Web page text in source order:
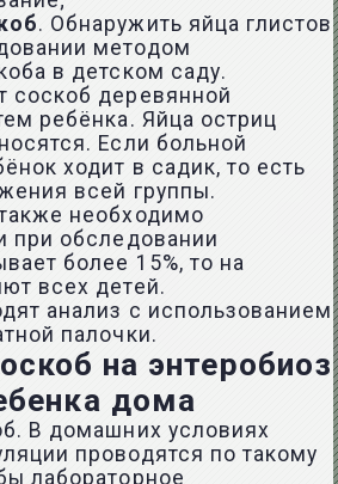
. Обнаружить яйца глистов
методом
в детском саду.
соскоб деревянной
ребёнка. Яйца остриц
Если больной
ходит в садик, то есть
всей группы.
необходимо
при обследовании
более 15%, то на
всех детей.
анализ с использованием
палочки.
на энтеробиоз
дома
В домашних условиях
проводятся по такому
лабораторное